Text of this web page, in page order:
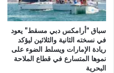
سباق “أرامكس دبي مسقط” يعود
في نسخته الثانية والثلاثين ليؤكد
ريادة الإمارات ويسلط الضوء على
نموها المتسارع في قطاع الملاحة
البحرية